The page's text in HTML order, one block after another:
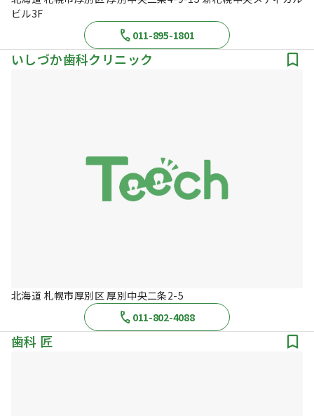
ビル3F
011-895-1801
いしづか歯科クリニック
北海道 札幌市厚別区 厚別中央二条2-5
011-802-4088
歯科 匠